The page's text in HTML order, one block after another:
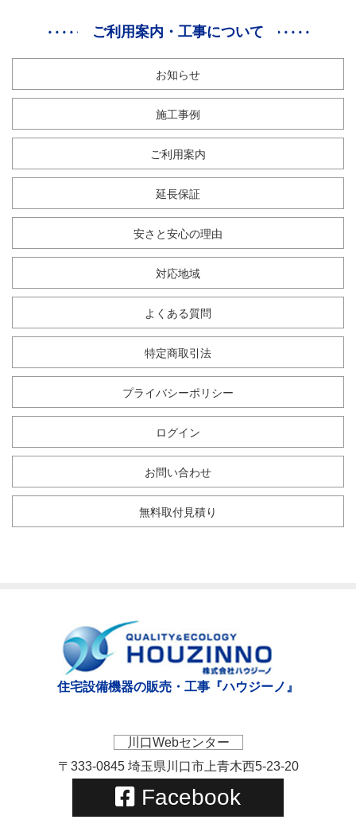
ご利用案内・工事について
お知らせ
施工事例
ご利用案内
延長保証
安さと安心の理由
対応地域
よくある質問
特定商取引法
プライバシーポリシー
ログイン
お問い合わせ
無料取付見積り
住宅設備機器の販売・工事『ハウジーノ』
川口Webセンター
〒333-0845 埼玉県川口市上青木西5-23-20
Facebook